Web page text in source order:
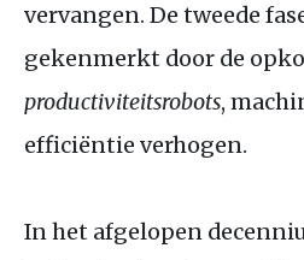
vervangen. De tweede
gekenmerkt door de
productiviteitsrobots,
efficiëntie verhogen.
In het afgelopen